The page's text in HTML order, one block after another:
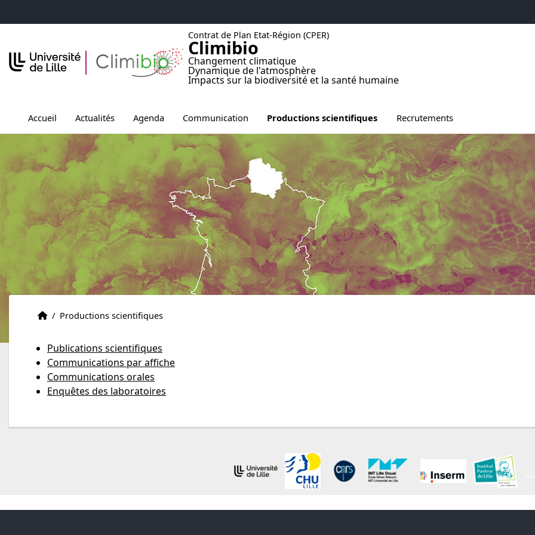
Contrat de Plan Etat-Région (CPER)
Climibio
Changement climatique
Dynamique de l'atmosphère
Impacts sur la biodiversité et la santé humaine
Accueil Actualités Agenda Communication Productions scientifiques Recrutements
Accueil
Accueil
/ Productions scientifiques
Publications scientifiques
Communications par affiche
Communications orales
Enquêtes des laboratoires